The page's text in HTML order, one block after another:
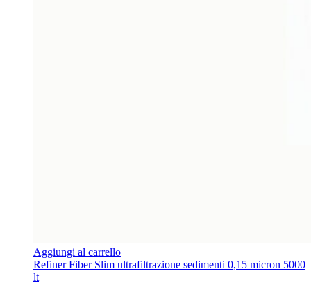
Aggiungi al carrello
Refiner Fiber Slim ultrafiltrazione sedimenti 0,15 micron 5000
lt